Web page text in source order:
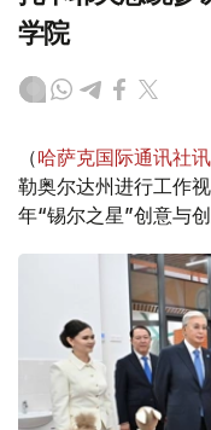
学院
（哈萨克国际通讯社讯
勒奥尔达州进行工作
年“锡尔之星”创意与创